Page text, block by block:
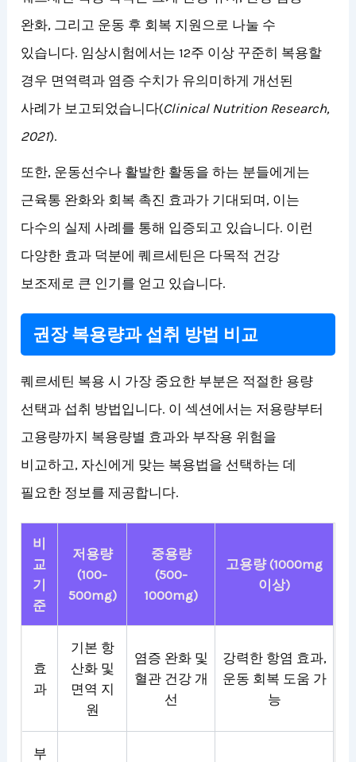
완화, 그리고 운동 후 회복 지원으로 나눌 수
있습니다. 임상시험에서는 12주 이상 꾸준히 복용할
경우 면역력과 염증 수치가 유의미하게 개선된
사례가 보고되었습니다(Clinical Nutrition Research,
2021).
또한, 운동선수나 활발한 활동을 하는 분들에게는
근육통 완화와 회복 촉진 효과가 기대되며, 이는
다수의 실제 사례를 통해 입증되고 있습니다. 이런
다양한 효과 덕분에 퀘르세틴은 다목적 건강
보조제로 큰 인기를 얻고 있습니다.
권장 복용량과 섭취 방법 비교
퀘르세틴 복용 시 가장 중요한 부분은 적절한 용량
선택과 섭취 방법입니다. 이 섹션에서는 저용량부터
고용량까지 복용량별 효과와 부작용 위험을
비교하고, 자신에게 맞는 복용법을 선택하는 데
필요한 정보를 제공합니다.
비
교
기
준
저용량
(100-
500mg)
중용량
(500-
1000mg)
고용량 (1000mg
이상)
효
과
기본 항
산화 및
면역 지
원
염증 완화 및
혈관 건강 개
선
강력한 항염 효과,
운동 회복 도움 가
능
부